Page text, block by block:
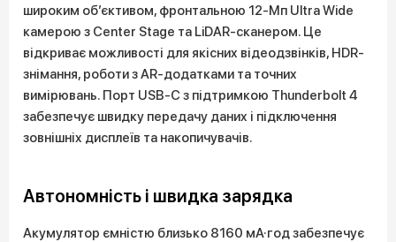
широким об’єктивом, фронтальною 12-Мп Ultra Wide
камерою з Center Stage та LiDAR-сканером. Це
відкриває можливості для якісних відеодзвінків, HDR-
знімання, роботи з AR-додатками та точних
вимірювань. Порт USB-C з підтримкою Thunderbolt 4
забезпечує швидку передачу даних і підключення
зовнішніх дисплеїв та накопичувачів.
Автономність і швидка зарядка
Акумулятор ємністю близько 8160 мА·год забезпечує